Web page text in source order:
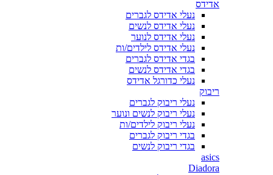
אדידס
נעלי אדידס לגברים
נעלי אדידס לנשים
נעלי אדידס לנוער
נעלי אדידס לילדים/ות
בגדי אדידס לגברים
בגדי אדידס לנשים
נעלי כדורגל אדידס
ריבוק
נעלי ריבוק לגברים
נעלי ריבוק לנשים ונוער
נעלי ריבוק לילדים/ות
בגדי ריבוק לגברים
בגדי ריבוק לנשים
asics
Diadora